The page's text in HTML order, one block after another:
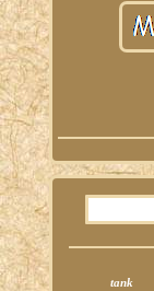
tank